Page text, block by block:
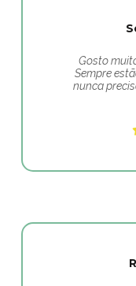
Gosto
Sempre
nunca